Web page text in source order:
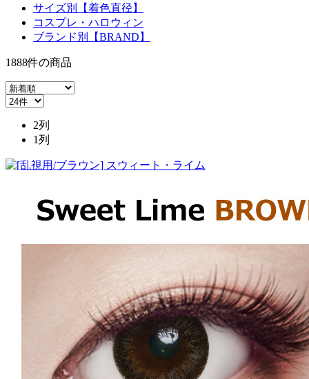
サイズ別【着色直径】
コスプレ・ハロウィン
ブランド別【BRAND】
1888件の商品
2列
1列